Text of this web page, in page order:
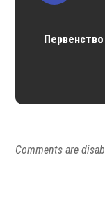
Первенство
Comments are